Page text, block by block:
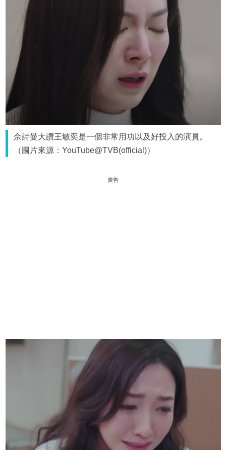
佘詩曼大讚王敏奕是一個非常用功以及好投入的演員。
（圖片來源：YouTube@TVB(official)）
廣告